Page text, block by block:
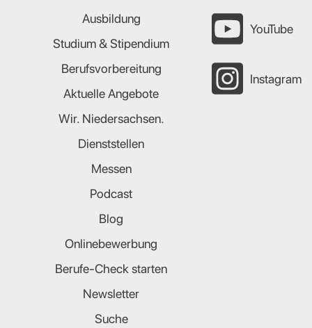
Ausbildung
Studium & Stipendium
Berufsvorbereitung
Aktuelle Angebote
Wir. Niedersachsen.
Dienststellen
Messen
Podcast
Blog
Onlinebewerbung
Berufe-Check starten
Newsletter
Suche
YouTube
Instagram